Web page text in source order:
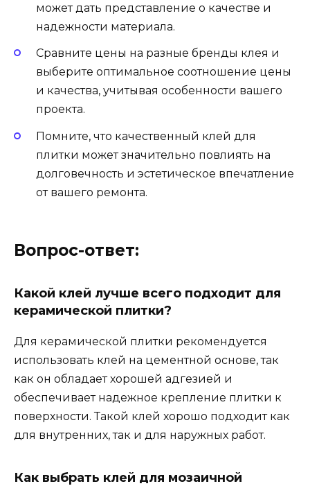
может дать представление о качестве и
надежности материала.
Сравните цены на разные бренды клея и
выберите оптимальное соотношение цены
и качества, учитывая особенности вашего
проекта.
Помните, что качественный клей для
плитки может значительно повлиять на
долговечность и эстетическое впечатление
от вашего ремонта.
Вопрос-ответ:
Какой клей лучше всего подходит для
керамической плитки?
Для керамической плитки рекомендуется
использовать клей на цементной основе, так
как он обладает хорошей адгезией и
обеспечивает надежное крепление плитки к
поверхности. Такой клей хорошо подходит как
для внутренних, так и для наружных работ.
Как выбрать клей для мозаичной